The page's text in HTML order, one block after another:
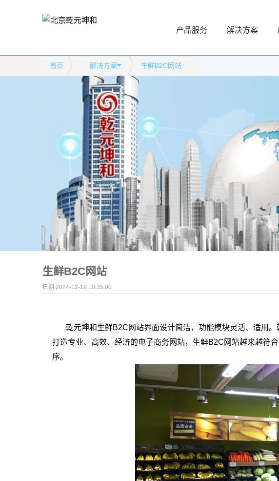
产品服务 解决方案
首页 解决方案 生鲜B2C网站
生鲜B2C网站
日期:2024-12-19 10:35:00
乾元坤和生鲜B2C网站界面设计简洁，功能模块灵活、适用
打造专业、高效、经济的电子商务网站，生鲜B2C网站越来越符
序。